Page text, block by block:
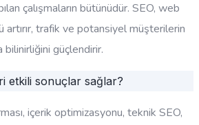
çalışmaların bütünüdür. SEO, web
artırır, trafik ve potansiyel müşterilerin
bilinirliğini güçlendirir.
etkili sonuçlar sağlar?
içerik optimizasyonu, teknik SEO,